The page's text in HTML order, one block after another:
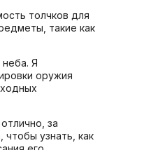
толчков для
такие как
Я
оружия
за
чтобы узнать, как